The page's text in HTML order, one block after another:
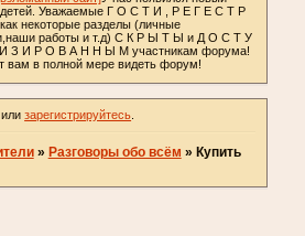
Уважаемые Г О С Т И , Р Е Г Е С Т Р
некоторые разделы (личные
работы и т.д) С К Р Ы Т Ы и Д О С Т У
З И Р О В А Н Н Ы М участникам форума!
в полной мере видеть форум!
илизарегистрируйтесь
» Разговоры обо всём » Купить